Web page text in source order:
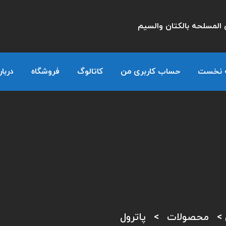
بالكتان والسيم
نخست حساب کاربری من کاتالوگ فروشگاه
> محصولات > پاترول